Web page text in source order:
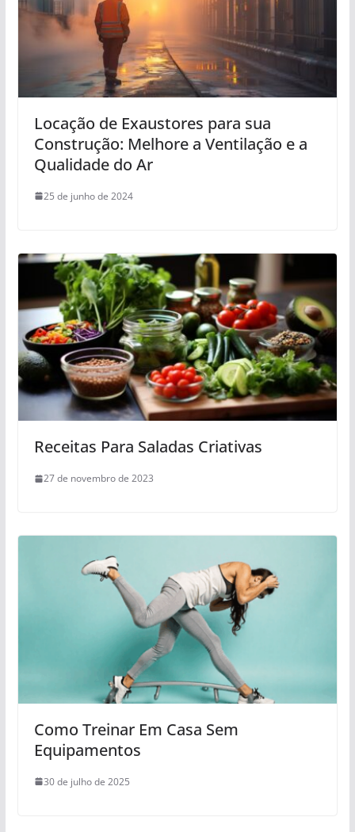
Locação de Exaustores para sua
Construção: Melhore a Ventilação e a
Qualidade do Ar
25 de junho de 2024
Receitas Para Saladas Criativas
27 de novembro de 2023
Como Treinar Em Casa Sem
Equipamentos
30 de julho de 2025